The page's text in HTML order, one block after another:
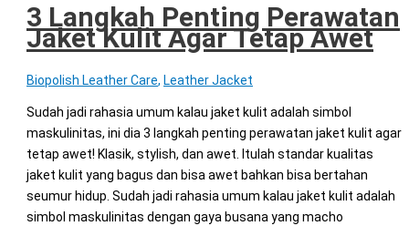
3 Langkah Penting Perawatan
Jaket Kulit Agar Tetap Awet
Biopolish Leather Care, Leather Jacket
Sudah jadi rahasia umum kalau jaket kulit adalah simbol
maskulinitas, ini dia 3 langkah penting perawatan jaket kulit agar
tetap awet! Klasik, stylish, dan awet. Itulah standar kualitas
jaket kulit yang bagus dan bisa awet bahkan bisa bertahan
seumur hidup. Sudah jadi rahasia umum kalau jaket kulit adalah
simbol maskulinitas dengan gaya busana yang macho